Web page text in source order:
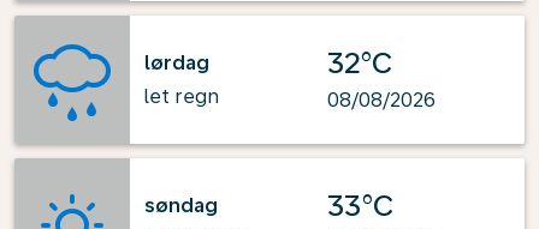
lørdag
let regn
32°C
08/08/2026
søndag
33°C